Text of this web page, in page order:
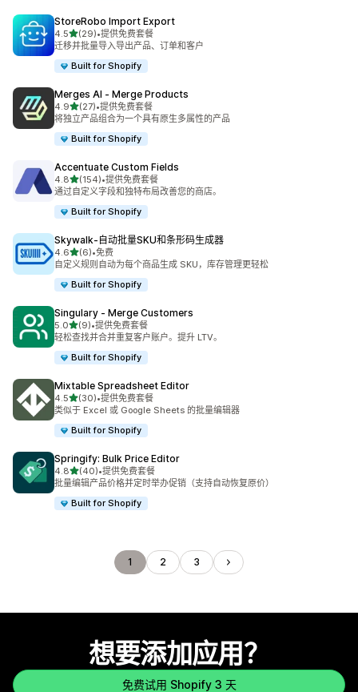
StoreRobo Import Export
4.5星（满分 5 星）
(29)
总共 29 条评论
•提供免费套餐
迁移并批量导入导出产品、订单和客户
Built for Shopify
Merges AI ‑ Merge Products
4.9星（满分 5 星）
(27)
总共 27 条评论
•提供免费套餐
将独立产品组合为一个具有原生多属性的产品
Built for Shopify
Accentuate Custom Fields
4.8星（满分 5 星）
(154)
总共 154 条评论
•提供免费套餐
通过自定义字段和独特布局改善您的商店。
Built for Shopify
Skywalk‑自动批量SKU和条形码生成器
4.6星（满分 5 星）
(6)
总共 6 条评论
•免费
自定义规则自动为每个商品生成 SKU，库存管理更轻松
Built for Shopify
Singulary ‑ Merge Customers
5.0星（满分 5 星）
(9)
总共 9 条评论
•提供免费套餐
轻松查找并合并重复客户账户。提升 LTV。
Built for Shopify
Mixtable Spreadsheet Editor
4.5星（满分 5 星）
(30)
总共 30 条评论
•提供免费套餐
类似于 Excel 或 Google Sheets 的批量编辑器
Built for Shopify
Springify: Bulk Price Editor
4.8星（满分 5 星）
(40)
总共 40 条评论
•提供免费套餐
批量编辑产品价格并定时举办促销（支持自动恢复原价）
Built for Shopify
1 2 3
想要添加应用？
免费试用 Shopify 3 天